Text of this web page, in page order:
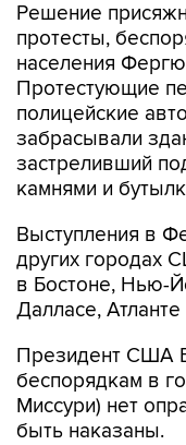
Решение
протесты,
населения
Протестующие
полицейские
забрасывали
застреливший
камнями и
Выступления в
других городах
в Бостоне, Нью-
Далласе, Атланте
Президент США
беспорядкам в
Миссури) нет
быть наказаны.